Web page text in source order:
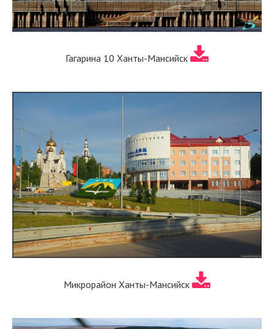
Гагарина 10 Ханты-Мансийск
Микрорайон Ханты-Мансийск